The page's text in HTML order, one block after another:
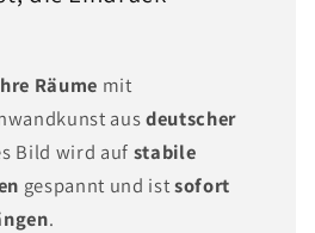
Räume mit
ausdeutscher
Bild wird auf stabile
gespannt und istsofort
.